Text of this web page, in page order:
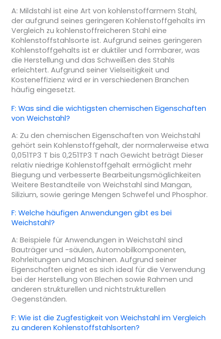
A: Mildstahl ist eine Art von kohlenstoffarmem Stahl,
der aufgrund seines geringeren Kohlenstoffgehalts im
Vergleich zu kohlenstoffreicheren Stahl eine
Kohlenstoffstahlsorte ist. Aufgrund seines geringeren
Kohlenstoffgehalts ist er duktiler und formbarer, was
die Herstellung und das Schweißen des Stahls
erleichtert. Aufgrund seiner Vielseitigkeit und
Kosteneffizienz wird er in verschiedenen Branchen
häufig eingesetzt.
F: Was sind die wichtigsten chemischen Eigenschaften
von Weichstahl?
A: Zu den chemischen Eigenschaften von Weichstahl
gehört sein Kohlenstoffgehalt, der normalerweise etwa
0,051TP3 T bis 0,251TP3 T nach Gewicht beträgt Dieser
relativ niedrige Kohlenstoffgehalt ermöglicht mehr
Biegung und verbesserte Bearbeitungsmöglichkeiten
Weitere Bestandteile von Weichstahl sind Mangan,
Silizium, sowie geringe Mengen Schwefel und Phosphor.
F: Welche häufigen Anwendungen gibt es bei
Weichstahl?
A: Beispiele für Anwendungen in Weichstahl sind
Bauträger und -säulen, Automobilkomponenten,
Rohrleitungen und Maschinen. Aufgrund seiner
Eigenschaften eignet es sich ideal für die Verwendung
bei der Herstellung von Blechen sowie Rahmen und
anderen strukturellen und nichtstrukturellen
Gegenständen.
F: Wie ist die Zugfestigkeit von Weichstahl im Vergleich
zu anderen Kohlenstoffstahlsorten?